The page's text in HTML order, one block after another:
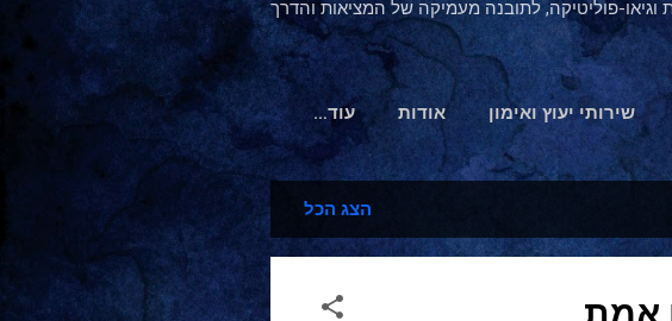
וגיאו-פוליטיקה, לתובנה מעמיקה של המציאות והדרך
שירותי יעוץ ואימון אודות ‏עוד…
הצג הכל